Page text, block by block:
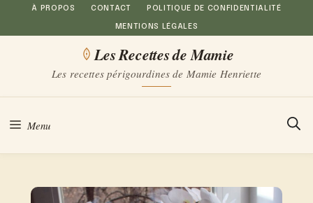
Aller
au
À PROPOS CONTACT POLITIQUE DE CONFIDENTIALITÉ
MENTIONS LÉGALES
Les Recettes de Mamie
Les recettes périgourdines de Mamie Henriette
Menu